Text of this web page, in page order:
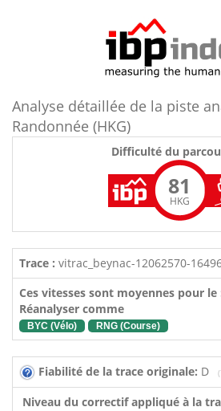
Analyse détaillée de la piste
Randonnée (HKG)
Difficulté du
81
HKG
Trace : vitrac_beynac-12062570-
Ces vitesses sont moyennes pour le
Réanalyser comme
BYC (Vélo) RNG (Course)
Fiabilité de la trace originale: D
Niveau du correctif appliqué à la